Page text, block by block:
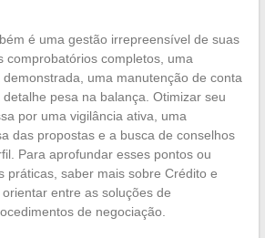
é uma gestão irrepreensível de suas
comprobatórios completos, uma
uma manutenção de conta
pesa na balança. Otimizar seu
por uma vigilância ativa, uma
das propostas e a busca de conselhos
Para aprofundar esses pontos ou
práticas, saber mais sobre Crédito e
entre as soluções de
de negociação.